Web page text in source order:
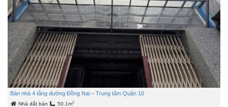
Bán nhà 4 tầng đường Đồng Nai – Trung tâm Quận 10
Nhà đất bán 50.1m2